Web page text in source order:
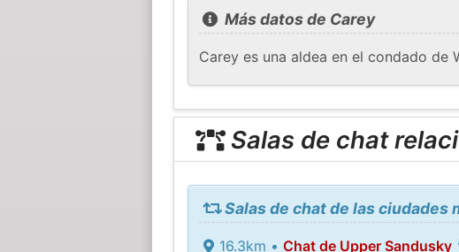
Más datos de Carey
Carey es una aldea en el condado de
Salas de chat
Salas de chat de las ciudades
16.3km • Chat de Upper Sandusky